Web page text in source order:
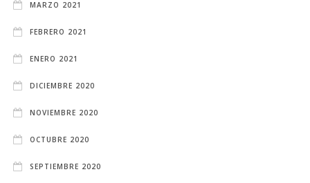
MARZO 2021
FEBRERO 2021
ENERO 2021
DICIEMBRE 2020
NOVIEMBRE 2020
OCTUBRE 2020
SEPTIEMBRE 2020